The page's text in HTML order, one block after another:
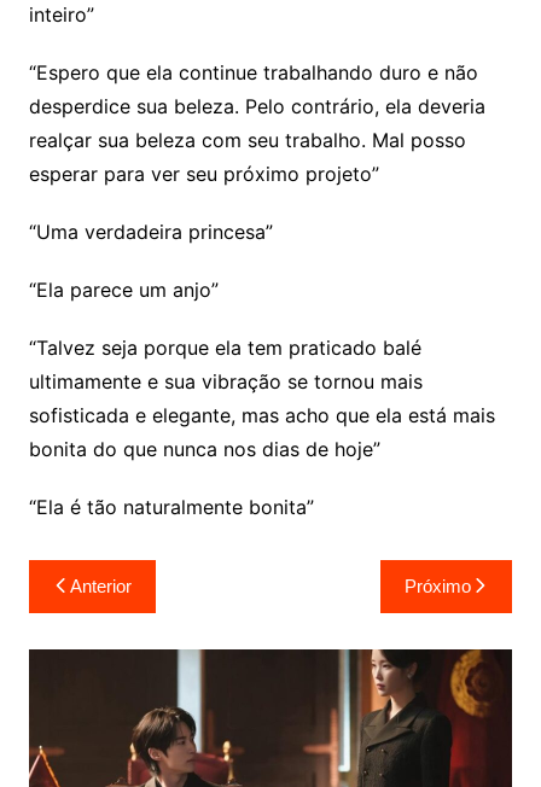
inteiro”
“Espero que ela continue trabalhando duro e não
desperdice sua beleza. Pelo contrário, ela deveria
realçar sua beleza com seu trabalho. Mal posso
esperar para ver seu próximo projeto”
“Uma verdadeira princesa”
“Ela parece um anjo”
“Talvez seja porque ela tem praticado balé
ultimamente e sua vibração se tornou mais
sofisticada e elegante, mas acho que ela está mais
bonita do que nunca nos dias de hoje”
“Ela é tão naturalmente bonita”
Navegação
de
Post
Anterior Próximo